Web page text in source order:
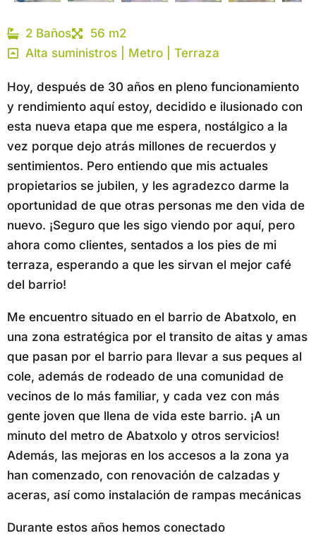
2 Baños
56 m2
Alta suministros | Metro | Terraza
Hoy, después de 30 años en pleno funcionamiento
y rendimiento aquí estoy, decidido e ilusionado con
esta nueva etapa que me espera, nostálgico a la
vez porque dejo atrás millones de recuerdos y
sentimientos. Pero entiendo que mis actuales
propietarios se jubilen, y les agradezco darme la
oportunidad de que otras personas me den vida de
nuevo. ¡Seguro que les sigo viendo por aquí, pero
ahora como clientes, sentados a los pies de mi
terraza, esperando a que les sirvan el mejor café
del barrio!
Me encuentro situado en el barrio de Abatxolo, en
una zona estratégica por el transito de aitas y amas
que pasan por el barrio para llevar a sus peques al
cole, además de rodeado de una comunidad de
vecinos de lo más familiar, y cada vez con más
gente joven que llena de vida este barrio. ¡A un
minuto del metro de Abatxolo y otros servicios!
Además, las mejoras en los accesos a la zona ya
han comenzado, con renovación de calzadas y
aceras, así como instalación de rampas mecánicas
Durante estos años hemos conectado